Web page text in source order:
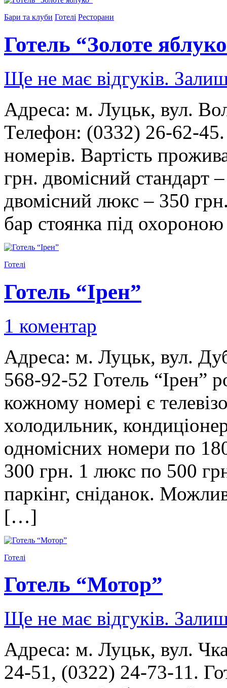
Бари та клуби Готелі Ресторани
Готель “Золоте
Ще не має відгуків.
Адреса: м. Луцьк, вул.
Телефон: (0332) 26-62-
номерів. Вартість
грн. двомісний стандарт
двомісний люкс – 350
бар стоянка під охороною
Готелі
Готель “Ірен”
1 коментар
Адреса: м. Луцьк, вул.
568-92-52 Готель “Ірен”
кожному номері є
холодильник,
одномісних номери по
300 грн. 1 люкс по 500
паркінг, сніданок.
[…]
Готелі
Готель “Мотор”
Ще не має відгуків.
Адреса: м. Луцьк, вул.
24-51, (0322) 24-73-11.